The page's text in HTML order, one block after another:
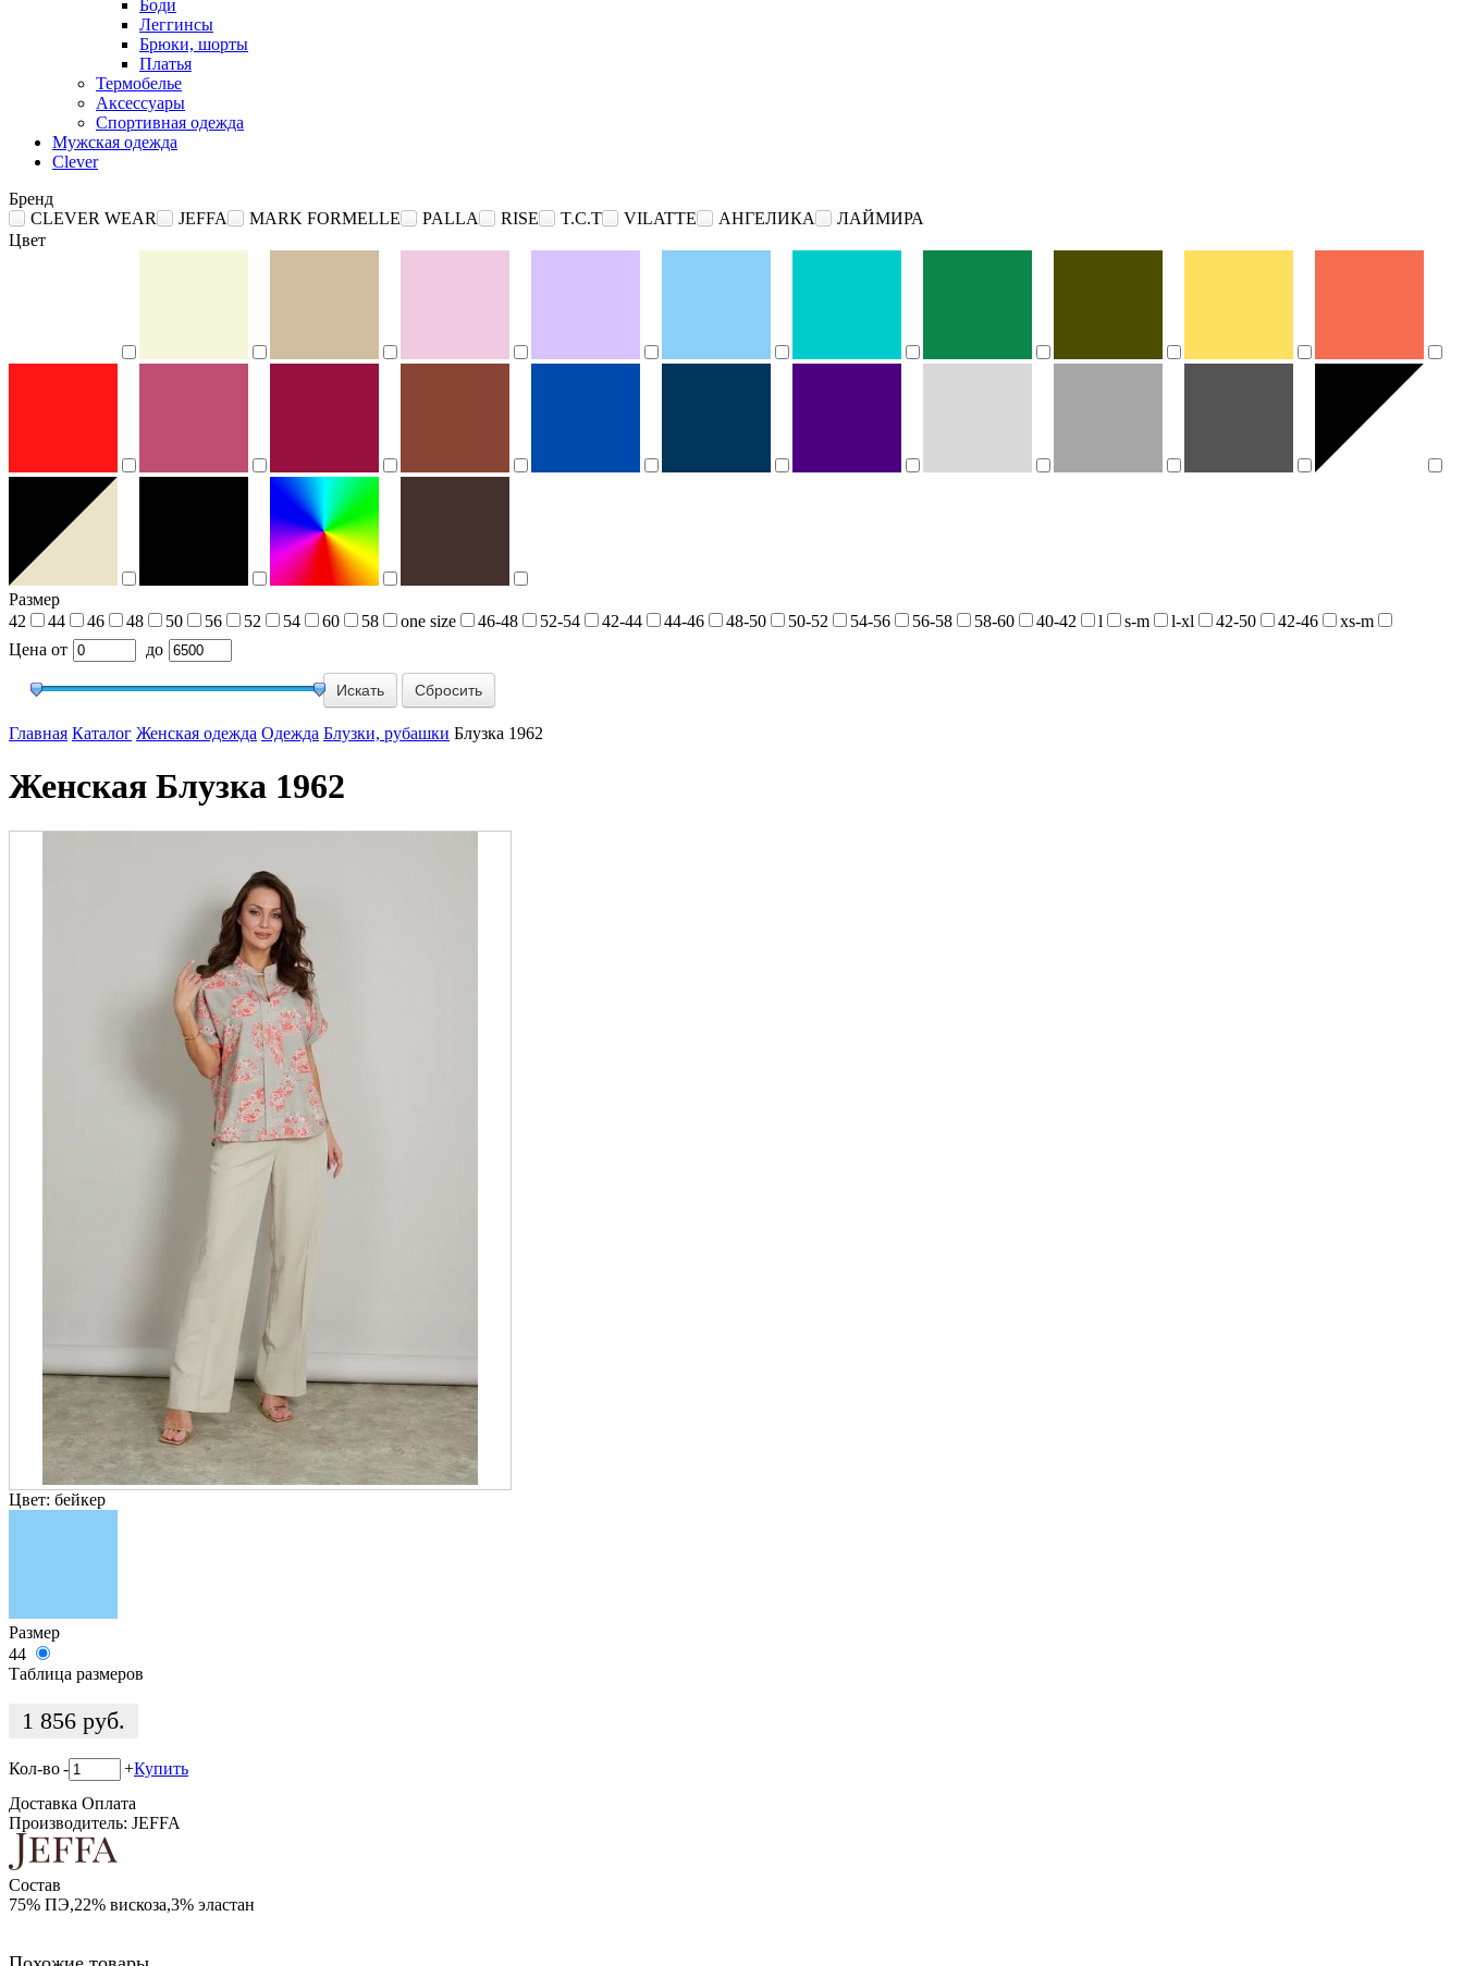
Боди
Леггинсы
Брюки, шорты
Платья
Термобелье
Аксессуары
Спортивная одежда
Мужская одежда
Clever
Бренд
CLEVER WEAR
JEFFA MARK FORMELLE PALLA RISE T.C.T VILATTE АНГЕЛИКА
ЛАЙМИРА
Цвет
Размер
42
44 46 48 50 56 52 54 60 58 one size 46-48 52-54 42-44 44-46 48-50 50-52 54-56 56-58 58-60 40-42 l s-m l-xl 42-50 42-46
xs-m
Цена от до
Сбросить
Главная Каталог Женская одежда Одежда Блузки, рубашки Блузка 1962
Женская Блузка 1962
Цвет: бейкер
Размер
44
Таблица размеров
1 856 руб.
Кол-во- +Купить
Доставка Оплата
Производитель: JEFFA
Состав
75% ПЭ,22% вискоза,3% эластан